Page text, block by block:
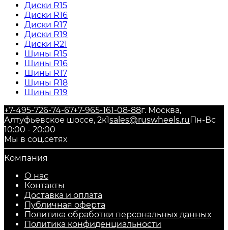
Диски R15
Диски R16
Диски R17
Диски R19
Диски R21
Шины R15
Шины R16
Шины R17
Шины R18
Шины R19
+7-495-726-74-67+7-965-161-08-88г. Москва,
Алтуфьевское шоссе, 2к1sales@ruswheels.ruПн-Вс
10:00 - 20:00
Мы в соц.сетях
Компания
О нас
Контакты
Доставка и оплата
Публичная оферта
Политика обработки персональных данных
​Политика конфиденциальности